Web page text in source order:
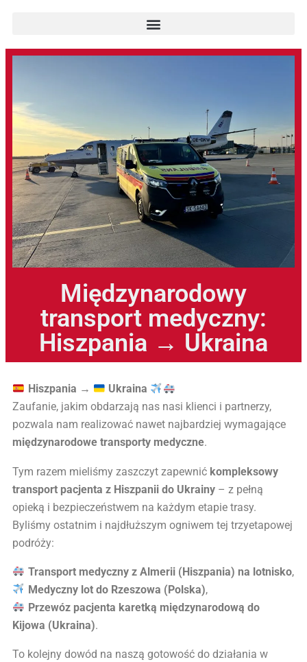
Międzynarodowy
transport medyczny:
Hiszpania → Ukraina
Hiszpania →
Ukraina
Zaufanie, jakim obdarzają nas nasi klienci i partnerzy,
pozwala nam realizować nawet najbardziej wymagające
międzynarodowe transporty medyczne.
Tym razem mieliśmy zaszczyt zapewnić kompleksowy
transport pacjenta z Hiszpanii do Ukrainy – z pełną
opieką i bezpieczeństwem na każdym etapie trasy.
Byliśmy ostatnim i najdłuższym ogniwem tej trzyetapowej
podróży:
Transport medyczny z Almerii (Hiszpania) na lotnisko,
Medyczny lot do Rzeszowa (Polska),
Przewóz pacjenta karetką międzynarodową do
Kijowa (Ukraina).
To kolejny dowód na naszą gotowość do działania w